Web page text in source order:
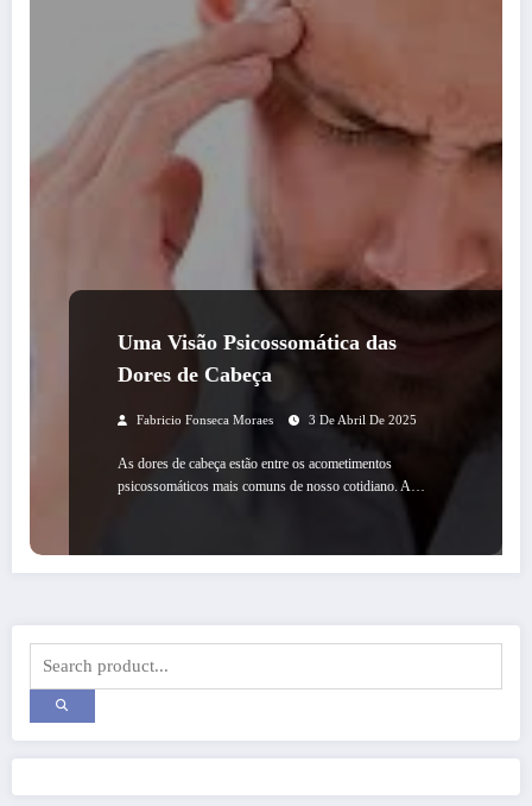
Uma Visão Psicossomática das
Dores de Cabeça
Fabricio Fonseca Moraes 3 De Abril De 2025
As dores de cabeça estão entre os acometimentos
psicossomáticos mais comuns de nosso cotidiano. A…